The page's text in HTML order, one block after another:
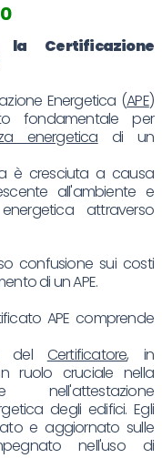
la Certificazione
Energetica (APE)
fondamentale per
energetica di un
è cresciuta a causa
all'ambiente e
attraverso
confusione sui costi
di un APE.
APE comprende
del Certificatore, in
ruolo cruciale nella
degli edifici. Egli
e aggiornato sulle
nell'uso di